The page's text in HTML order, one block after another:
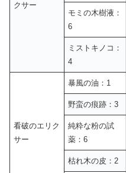
クサー
モミの木樹液：
6
ミストキノコ：
4
看破のエリク
サー
暴風の油：1
野蛮の痕跡：3
純粋な粉の試
薬：6
枯れ木の皮：2